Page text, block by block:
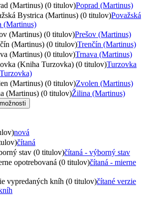
(Martinus) (0 titulov)Poprad (Martinus)
Bystrica (Martinus) (0 titulov)Považská
(Martinus)
(Martinus) (0 titulov)Prešov (Martinus)
(Martinus) (0 titulov)Trenčín (Martinus)
(Martinus) (0 titulov)Trnava (Martinus)
(Kniha Turzovka) (0 titulov)Turzovka
(Martinus) (0 titulov)Zvolen (Martinus)
(Martinus) (0 titulov)Žilina (Martinus)
nová
čítaná
stav (0 titulov)čítaná - výborný stav
opotrebovaná (0 titulov)čítaná - mierne
vypredaných kníh (0 titulov)čítané verzie